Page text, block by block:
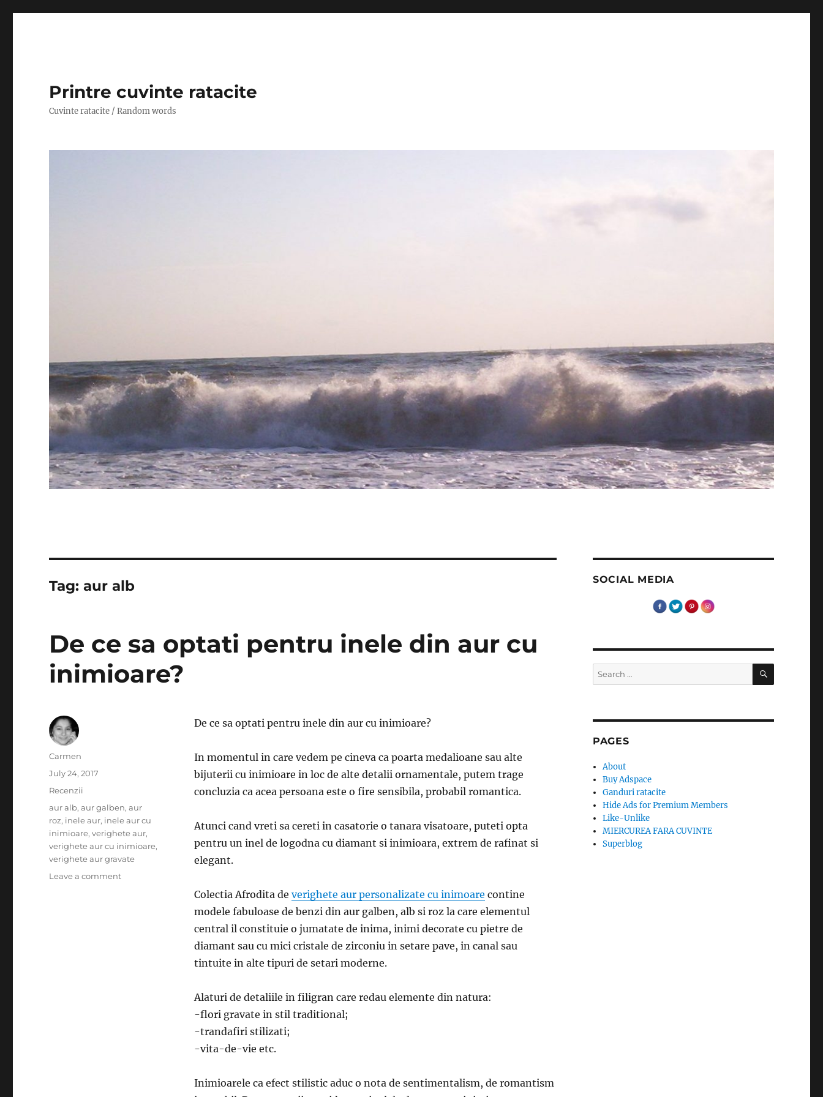
Printre cuvinte ratacite
Cuvinte ratacite / Random words
Tag:aur alb
De ce sa optati pentru inele din aur cu
inimioare?
De ce sa optati pentru inele din aur cu inimioare?
In momentul in care vedem pe cineva ca poarta medalioane sau alte
bijuterii cu inimioare in loc de alte detalii ornamentale, putem trage
concluzia ca acea persoana este o fire sensibila, probabil romantica.
Atunci cand vreti sa cereti in casatorie o tanara visatoare, puteti opta
pentru un inel de logodna cu diamant si inimioara, extrem de rafinat si
elegant.
Colectia Afrodita de verighete aur personalizate cu inimoare contine
modele fabuloase de benzi din aur galben, alb si roz la care elementul
central il constituie o jumatate de inima, inimi decorate cu pietre de
diamant sau cu mici cristale de zirconiu in setare pave, in canal sau
tintuite in alte tipuri de setari moderne.
Alaturi de detaliile in filigran care redau elemente din natura:
-flori gravate in stil traditional;
-trandafiri stilizati;
-vita-de-vie etc.
Inimioarele ca efect stilistic aduc o nota de sentimentalism, de romantism
Author
Carmen
Posted
on
July 24, 2017
Categories
Recenzii
Tags
aur alb,aur galben,aur
roz, inele aur, inele aur cu
inimioare,verighete aur,
verighete aur cu inimioare,
verighete aur gravate
Leave a commenton
SOCIAL MEDIA
Search
for:
SEARCH
PAGES
About
Buy Adspace
Ganduri ratacite
Hide Ads for Premium Members
Like-Unlike
MIERCUREA FARA CUVINTE
Superblog